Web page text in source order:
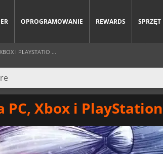
OPROGRAMOWANIE REWARDS
I PLAYSTATIO ...
PC, Xbox i